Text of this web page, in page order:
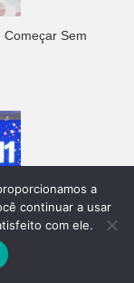
Começar Sem
a
continuar a usar
com ele.